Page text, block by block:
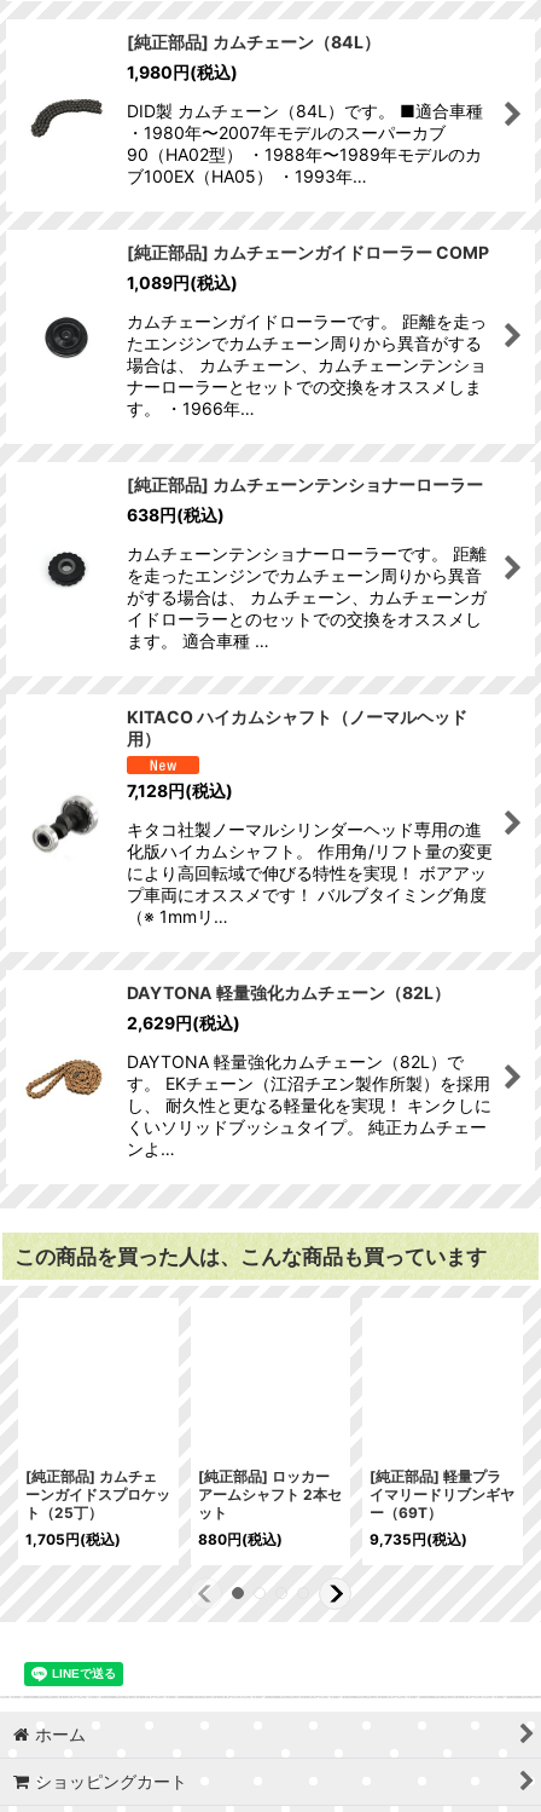
[純正部品] カムチェーン（84L）
1,980円(税込)
DID製 カムチェーン（84L）です。 ■適合車種
・1980年〜2007年モデルのスーパーカブ
90（HA02型） ・1988年〜1989年モデルのカ
ブ100EX（HA05） ・1993年…
[純正部品] カムチェーンガイドローラー COMP
1,089円(税込)
カムチェーンガイドローラーです。 距離を走っ
たエンジンでカムチェーン周りから異音がする
場合は、 カムチェーン、カムチェーンテンショ
ナーローラーとセットでの交換をオススメしま
す。 ・1966年…
[純正部品] カムチェーンテンショナーローラー
638円(税込)
カムチェーンテンショナーローラーです。 距離
を走ったエンジンでカムチェーン周りから異音
がする場合は、 カムチェーン、カムチェーンガ
イドローラーとのセットでの交換をオススメし
ます。 適合車種 …
KITACO ハイカムシャフト（ノーマルヘッド
用）
7,128円(税込)
キタコ社製ノーマルシリンダーヘッド専用の進
化版ハイカムシャフト。 作用角/リフト量の変更
により高回転域で伸びる特性を実現！ ボアアッ
プ車両にオススメです！ バルブタイミング角度
（※ 1mmリ…
DAYTONA 軽量強化カムチェーン（82L）
2,629円(税込)
DAYTONA 軽量強化カムチェーン（82L）で
す。 EKチェーン（江沼チヱン製作所製）を採用
し、 耐久性と更なる軽量化を実現！ キンクしに
くいソリッドブッシュタイプ。 純正カムチェー
ンよ…
この商品を買った人は、こんな商品も買っています
[純正部品] カムチェ
ーンガイドスプロケッ
ト（25丁）
1,705円(税込)
[純正部品] ロッカー
アームシャフト 2本セ
ット
880円(税込)
[純正部品] 軽量プラ
イマリードリブンギヤ
ー（69T）
9,735円(税込)
ホーム
ショッピングカート